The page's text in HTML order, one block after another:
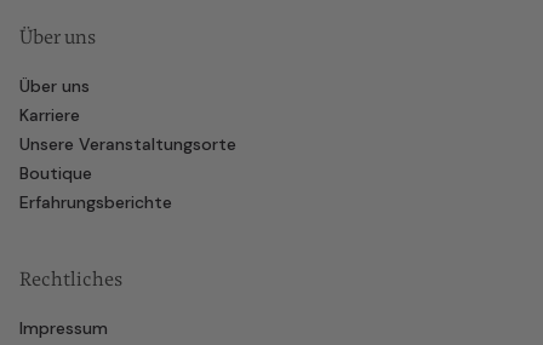
Über uns
Über uns
Karriere
Unsere Veranstaltungsorte
Boutique
Erfahrungsberichte
Rechtliches
Impressum